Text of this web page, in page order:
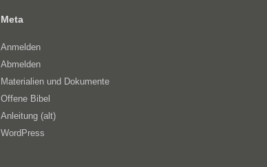
Meta
Anmelden
Abmelden
Materialien und Dokumente
Offene Bibel
Anleitung (alt)
WordPress